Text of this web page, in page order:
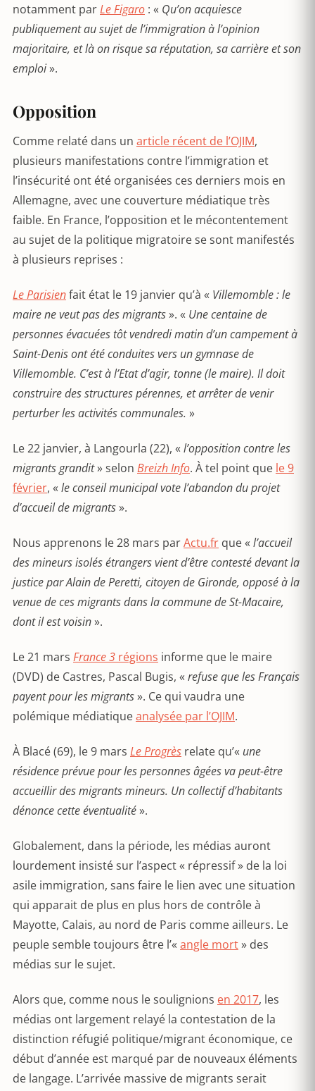
notamment parLe Figaro : « Qu’on acquiesce
publiquement au sujet de l’immigration à l’opinion
majoritaire, et là on risque sa réputation, sa carrière et son
emploi».
Opposition
Comme relaté dans un article récent de l’OJIM,
plusieurs manifestations contre l’immigration et
l’insécurité ont été organisées ces derniers mois en
Allemagne, avec une couverture médiatique très
faible. En France, l’opposition et le mécontentement
au sujet de la politique migratoire se sont manifestés
à plusieurs reprises :
Le Parisienfait état le 19 janvier qu’à « Villemomble : le
maire ne veut pas des migrants». « Une centaine de
personnes évacuées tôt vendredi matin d’un campement à
Saint-Denis ont été conduites vers un gymnase de
Villemomble. C’est à l’Etat d’agir, tonne (le maire). Il doit
construire des structures pérennes, et arrêter de venir
perturber les activités communales. »
Le 22 janvier, à Langourla (22), « l’opposition contre les
migrants grandit» selon Breizh Info. À tel point que le 9
février, « le conseil municipal vote l’abandon du projet
d’accueil de migrants».
Nous apprenons le 28 mars parActu.fr que « l’accueil
des mineurs isolés étrangers vient d’être contesté devant la
justice par Alain de Peretti, citoyen de Gironde, opposé à la
venue de ces migrants dans la commune de St-Macaire,
dont il est voisin».
Le 21 mars France 3 régions informe que le maire
(DVD) de Castres, Pascal Bugis, « refuse que les Français
payent pour les migrants». Ce qui vaudra une
polémique médiatiqueanalysée par l’OJIM.
À Blacé (69), le 9 mars Le Progrès relate qu’« une
résidence prévue pour les personnes âgées va peut-être
accueillir des migrants mineurs. Un collectif d’habitants
dénonce cette éventualité».
Globalement, dans la période, les médias auront
lourdement insisté sur l’aspect « répressif » de la loi
asile immigration, sans faire le lien avec une situation
qui apparait de plus en plus hors de contrôle à
Mayotte, Calais, au nord de Paris comme ailleurs. Le
peuple semble toujours être l’« angle mort» des
médias sur le sujet.
Alors que, comme nous le soulignions en 2017, les
médias ont largement relayé la contestation de la
distinction réfugié politique/migrant économique, ce
début d’année est marqué par de nouveaux éléments
de langage. L’arrivée massive de migrants serait